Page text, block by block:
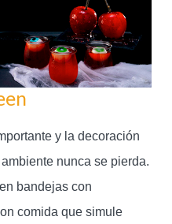
y la decoración
nunca se pierda.
bandejas con
comida que simule